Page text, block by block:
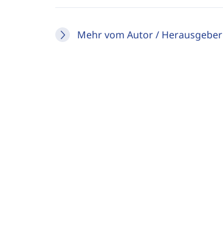
Mehr vom Autor / Herausgeber